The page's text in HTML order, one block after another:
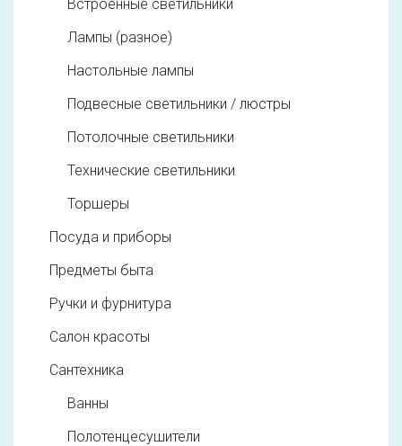
Встроенные светильники
Лампы (разное)
Настольные лампы
Подвесные светильники / люстры
Потолочные светильники
Технические светильники
Торшеры
Посуда и приборы
Предметы быта
Ручки и фурнитура
Салон красоты
Сантехника
Ванны
Полотенцесушители